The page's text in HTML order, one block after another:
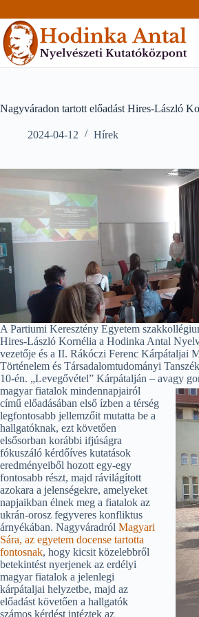
to
content
Nagyváradon tartott előadást Hires-László
2024-04-12 Hírek
A Partiumi Keresztény Egyetem
Hires-László Kornélia a Hodinka Antal
vezetője és a II. Rákóczi Ferenc Kárpátaljai
Történelem és Társadalomtudományi
10-én. „Levegővétel” Kárpátalján – avagy
magyar fiatalok mindennapjairól
című előadásában első ízben a térség
legfontosabb jellemzőit mutatta be a
hallgatóknak, ezt követően
elsősorban korábbi ifjúságra
fókuszáló kérdőíves kutatások
eredményeiből hozott egy-egy
fontosabb részt, majd rávilágított
azokara a jelenségekre, amelyeket
napjaikban élnek meg a fiatalok az
ukrán-orosz fegyveres konfliktus
árnyékában. Nagyváradról Magyari
Sára, az egyetem docense tartotta
fontosnak, hogy kicsit közelebbről
betekintést nyerjenek az erdélyi
magyar fiatalok a jelenlegi
kárpátaljai helyzetbe, majd az
előadást követően a hallgatók
számos kérdést intéztek az